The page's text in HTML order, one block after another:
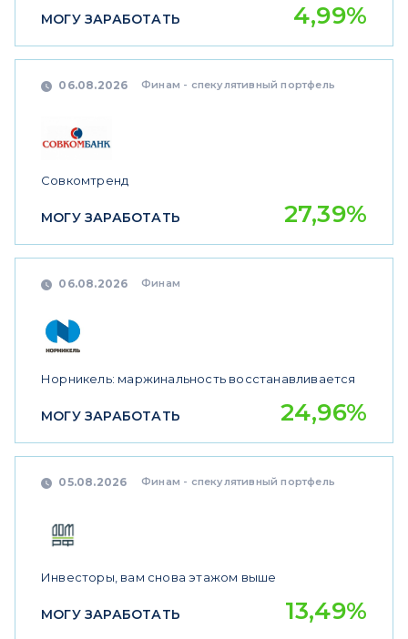
МОГУ ЗАРАБОТАТЬ 4,99%
06.08.2026
Совкомтренд
Финам - спекулятивный портфель
МОГУ ЗАРАБОТАТЬ 27,39%
06.08.2026
Норникель: маржинальность восстанавливается
Финам
МОГУ ЗАРАБОТАТЬ 24,96%
05.08.2026
Инвесторы, вам снова этажом выше
Финам - спекулятивный портфель
МОГУ ЗАРАБОТАТЬ 13,49%